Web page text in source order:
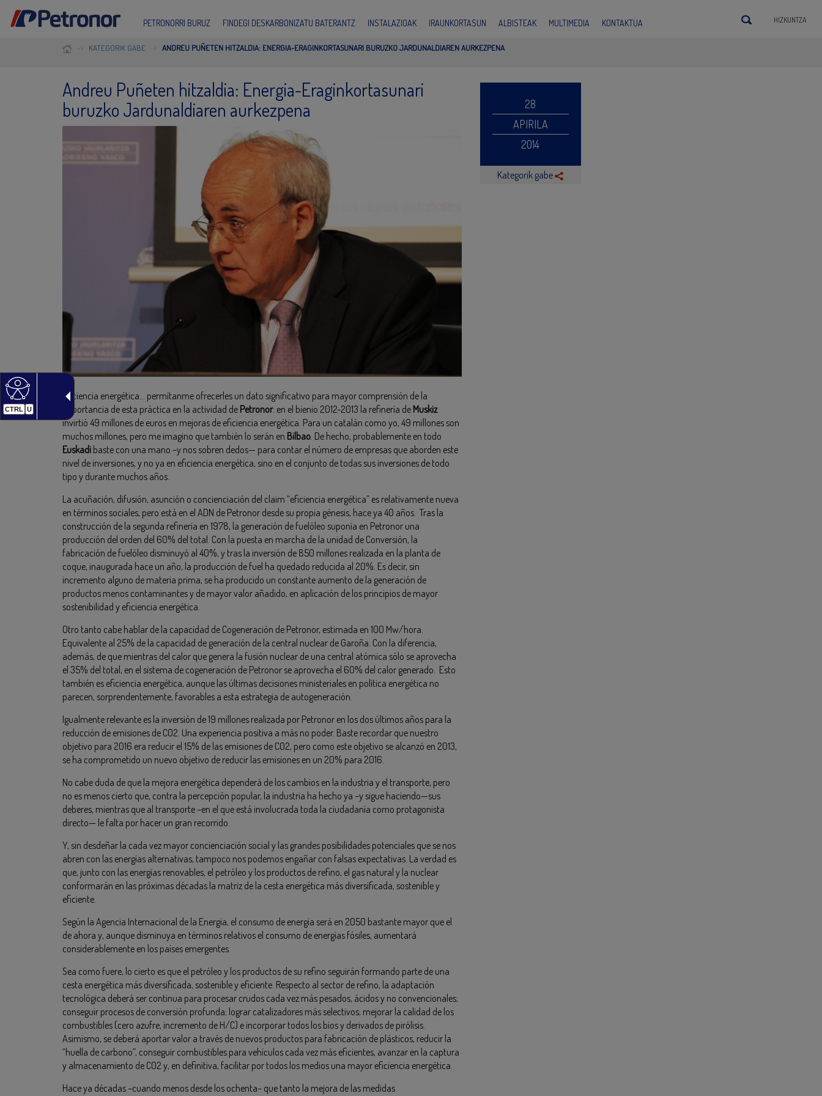
CTRL U
PETRONORRI BURUZ FINDEGI DESKARBONIZATU BATERANTZ INSTALAZIOAK IRAUNKORTASUN ALBISTEAK MULTIMEDIA KONTAKTUA HIZKUNTZA
KATEGORIK GABE ANDREU PUÑETEN HITZALDIA: ENERGIA-ERAGINKORTASUNARI BURUZKO JARDUNALDIAREN AURKEZPENA
Andreu Puñeten hitzaldia: Energia-Eraginkortasunari
buruzko Jardunaldiaren aurkezpena
Eficiencia energética… permítanme ofrecerles un dato significativo para mayor comprensión de la
importancia de esta práctica en la actividad de Petronor: en el bienio 2012-2013 la refinería de Muskiz
invirtió 49 millones de euros en mejoras de eficiencia energética. Para un catalán como yo, 49 millones son
muchos millones, pero me imagino que también lo serán en Bilbao. De hecho, probablemente en todo
Euskadi baste con una mano –y nos sobren dedos— para contar el número de empresas que aborden este
nivel de inversiones, y no ya en eficiencia energética, sino en el conjunto de todas sus inversiones de todo
tipo y durante muchos años.
La acuñación, difusión, asunción o concienciación del claim “eficiencia energética” es relativamente nueva
en términos sociales, pero está en el ADN de Petronor desde su propia génesis, hace ya 40 años. Tras la
construcción de la segunda refinería en 1978, la generación de fuelóleo suponía en Petronor una
producción del orden del 60% del total. Con la puesta en marcha de la unidad de Conversión, la
fabricación de fuelóleo disminuyó al 40%, y tras la inversión de 850 millones realizada en la planta de
coque, inaugurada hace un año, la producción de fuel ha quedado reducida al 20%. Es decir, sin
incremento alguno de materia prima, se ha producido un constante aumento de la generación de
productos menos contaminantes y de mayor valor añadido, en aplicación de los principios de mayor
sostenibilidad y eficiencia energética.
Otro tanto cabe hablar de la capacidad de Cogeneración de Petronor, estimada en 100 Mw/hora.
Equivalente al 25% de la capacidad de generación de la central nuclear de Garoña. Con la diferencia,
además, de que mientras del calor que genera la fusión nuclear de una central atómica sólo se aprovecha
el 35% del total, en el sistema de cogeneración de Petronor se aprovecha el 60% del calor generado. Esto
también es eficiencia energética, aunque las últimas decisiones ministeriales en política energética no
parecen, sorprendentemente, favorables a esta estrategia de autogeneración.
Igualmente relevante es la inversión de 19 millones realizada por Petronor en los dos últimos años para la
reducción de emisiones de C02. Una experiencia positiva a más no poder. Baste recordar que nuestro
objetivo para 2016 era reducir el 15% de las emisiones de C02, pero como este objetivo se alcanzó en 2013,
se ha comprometido un nuevo objetivo de reducir las emisiones en un 20% para 2016.
No cabe duda de que la mejora energética dependerá de los cambios en la industria y el transporte, pero
no es menos cierto que, contra la percepción popular, la industria ha hecho ya –y sigue haciendo—sus
deberes, mientras que al transporte –en el que está involucrada toda la ciudadanía como protagonista
directo— le falta por hacer un gran recorrido.
Y, sin desdeñar la cada vez mayor concienciación social y las grandes posibilidades potenciales que se nos
abren con las energías alternativas, tampoco nos podemos engañar con falsas expectativas. La verdad es
que, junto con las energías renovables, el petróleo y los productos de refino, el gas natural y la nuclear
conformarán en las próximas décadas la matriz de la cesta energética más diversificada, sostenible y
eficiente.
Según la Agencia Internacional de la Energía, el consumo de energía será en 2050 bastante mayor que el
de ahora y, aunque disminuya en términos relativos el consumo de energías fósiles, aumentará
considerablemente en los países emergentes.
Sea como fuere, lo cierto es que el petróleo y los productos de su refino seguirán formando parte de una
cesta energética más diversificada, sostenible y eficiente. Respecto al sector de refino, la adaptación
tecnológica deberá ser continua para procesar crudos cada vez más pesados, ácidos y no convencionales;
conseguir procesos de conversión profunda; lograr catalizadores más selectivos; mejorar la calidad de los
combustibles (cero azufre, incremento de H/C) e incorporar todos los bios y derivados de pirólisis.
Asimismo, se deberá aportar valor a través de nuevos productos para fabricación de plásticos, reducir la
“huella de carbono”, conseguir combustibles para vehículos cada vez más eficientes, avanzar en la captura
y almacenamiento de C02 y, en definitiva, facilitar por todos los medios una mayor eficiencia energética.
Hace ya décadas –cuando menos desde los ochenta– que tanto la mejora de las medidas
28
APIRILA
2014
Kategorik gabe